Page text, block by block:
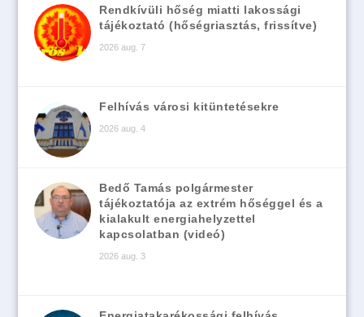
Rendkívüli hőség miatti lakossági
tájékoztató (hőségriasztás, frissítve)
2026 aug. 7
Felhívás városi kitüntetésekre
2026 aug. 4
Bedő Tamás polgármester
tájékoztatója az extrém hőséggel és a
kialakult energiahelyzettel
kapcsolatban (videó)
2026 aug. 3